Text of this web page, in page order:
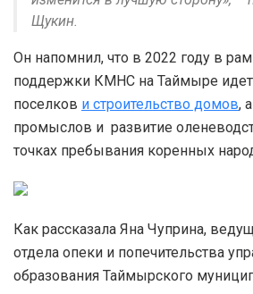
Щукин.
Он напомнил, что в 2022 году в
поддержки КМНС на Таймыре идет
поселков и строительство домов,
промыслов и развитие
точках пребывания коренных
Как рассказала Яна Чуприна,
отдела опеки и попечительства
образования Таймырского